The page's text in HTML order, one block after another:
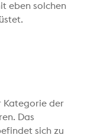
eben solchen
Kategorie der
Das
sich zu